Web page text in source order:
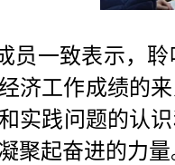
员一致表示，
济工作成绩的
实践问题的认
聚起奋进的力量